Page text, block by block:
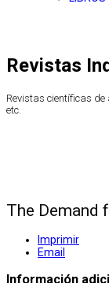
Revistas
Revistas científicas de
etc.
The Demand
Imprimir
Email
Información